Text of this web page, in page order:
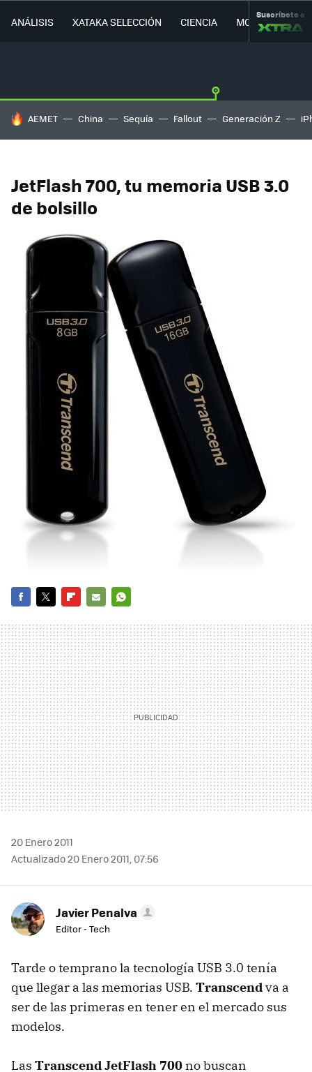
ANÁLISIS XATAKA SELECCIÓN CIENCIA MOVILIDAD
Suscríbete a
HOY SE HABLA DE
AEMET China Sequía Fallout Generación Z
JetFlash 700, tu memoria USB 3.0
de bolsillo
MAIL
20 Enero 2011
Actualizado 20 Enero 2011, 07:56
Javier Penalva
Editor - Tech
Tarde o temprano la tecnología USB 3.0 tenía
que llegar a las memorias USB. Transcendva a
ser de las primeras en tener en el mercado sus
modelos.
Las Transcend JetFlash 700 no buscan